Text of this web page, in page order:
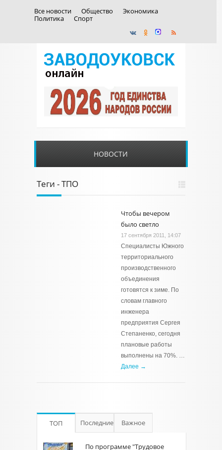
Все новости Общество
Экономика
Политика
Спорт
НОВОСТИ
Теги - ТПО
Чтобы вечером
было светло
17 сентября 2011, 14:07
Специалисты Южного
территориального
производственного
объединения
готовятся к зиме. По
словам главного
инженера
предприятия Сергея
Степаненко, сегодня
плановые работы
выполнены на 70%. …
Далее →
ТОП Последние Важное
По программе "Трудовое